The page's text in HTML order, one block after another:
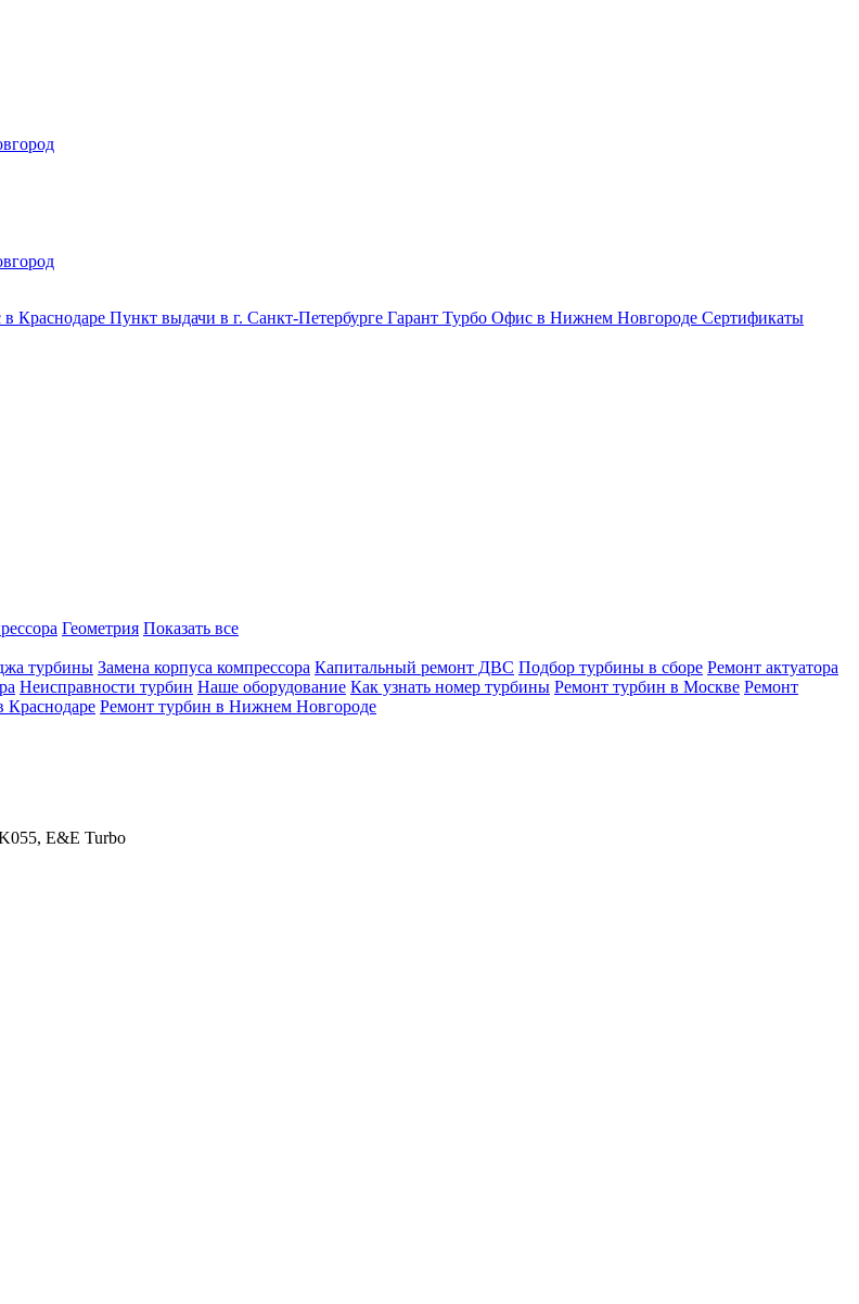
Краснодаре Пункт выдачи в г. Санкт-Петербурге Гарант Турбо Офис в Нижнем Новгороде Сертификаты
Геометрия Показать все
турбины Замена корпуса компрессора Капитальный ремонт ДВС Подбор турбины в сборе Ремонт актуатора
Неисправности турбин Наше оборудование Как узнать номер турбины Ремонт турбин в Москве Ремонт
Краснодаре Ремонт турбин в Нижнем Новгороде
E&E Turbo